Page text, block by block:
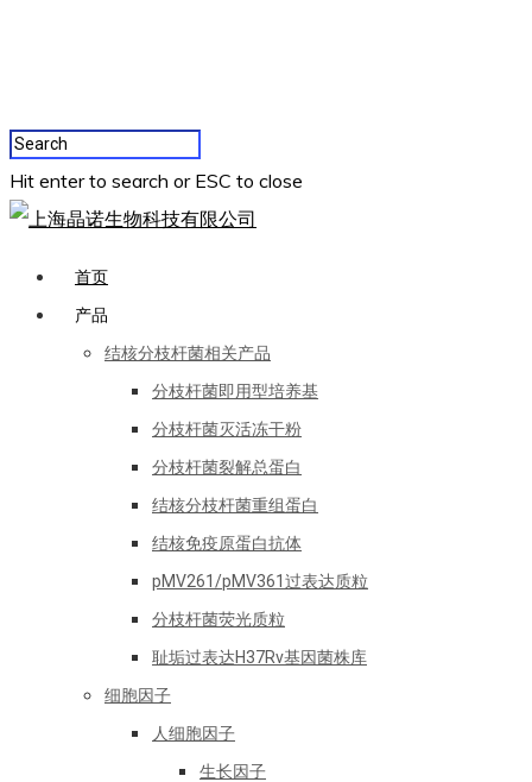
Hit enter to search or ESC to close
首页
产品
结核分枝杆菌相关产品
分枝杆菌即用型培养基
分枝杆菌灭活冻干粉
分枝杆菌裂解总蛋白
结核分枝杆菌重组蛋白
结核免疫原蛋白抗体
pMV261/pMV361过表达质粒
分枝杆菌荧光质粒
耻垢过表达H37Rv基因菌株库
细胞因子
人细胞因子
生长因子